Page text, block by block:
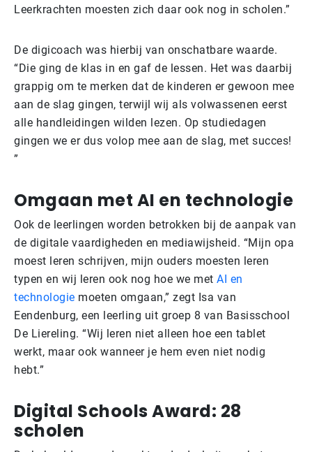
Leerkrachten moesten zich daar ook nog in scholen.”
De digicoach was hierbij van onschatbare waarde.
“Die ging de klas in en gaf de lessen. Het was daarbij
grappig om te merken dat de kinderen er gewoon mee
aan de slag gingen, terwijl wij als volwassenen eerst
alle handleidingen wilden lezen. Op studiedagen
gingen we er dus volop mee aan de slag, met succes!
”
Omgaan met AI en technologie
Ook de leerlingen worden betrokken bij de aanpak van
de digitale vaardigheden en mediawijsheid. “Mijn opa
moest leren schrijven, mijn ouders moesten leren
typen en wij leren ook nog hoe we met AI en
technologie moeten omgaan,” zegt Isa van
Eendenburg, een leerling uit groep 8 van Basisschool
De Liereling. “Wij leren niet alleen hoe een tablet
werkt, maar ook wanneer je hem even niet nodig
hebt.”
Digital Schools Award: 28
scholen